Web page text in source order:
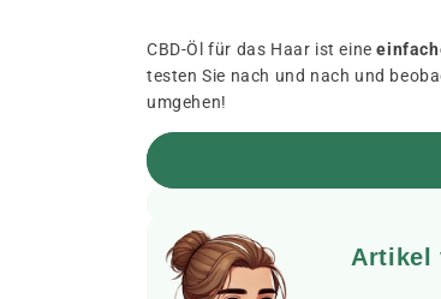
CBD-Öl für das Haar ist eine
testen Sie nach und nach und
umgehen!
Artikel